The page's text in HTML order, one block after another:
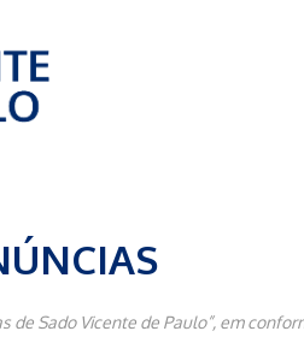
de Sado Vicente de Paulo”, em